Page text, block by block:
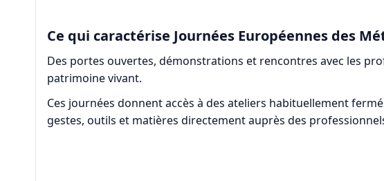
Ce qui caractérise Journées Européennes des
Des portes ouvertes, démonstrations et rencontres avec les
patrimoine vivant.
Ces journées donnent accès à des ateliers habituellement
gestes, outils et matières directement auprès des